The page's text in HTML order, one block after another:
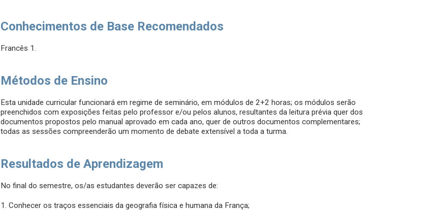
Conhecimentos de Base Recomendados
Francês 1.
Métodos de Ensino
Esta unidade curricular funcionará em regime de seminário, em módulos de 2+2 horas; os módulos serão
preenchidos com exposições feitas pelo professor e/ou pelos alunos, resultantes da leitura prévia quer dos
documentos propostos pelo manual aprovado em cada ano, quer de outros documentos complementares;
todas as sessões compreenderão um momento de debate extensível a toda a turma.
Resultados de Aprendizagem
No final do semestre, os/as estudantes deverão ser capazes de:
1. Conhecer os traços essenciais da geografia física e humana da França;